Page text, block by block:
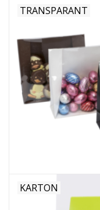
Vulartikelen
Dozen
Bloemen & deco
Nieuw 2026
TRANSPARANT
KARTON